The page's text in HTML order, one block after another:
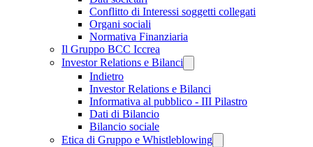
Conflitto di Interessi soggetti collegati
Organi sociali
Normativa Finanziaria
Il Gruppo BCC Iccrea
Investor Relations e Bilanci
Indietro
Investor Relations e Bilanci
Informativa al pubblico - III Pilastro
Dati di Bilancio
Bilancio sociale
Etica di Gruppo e Whistleblowing